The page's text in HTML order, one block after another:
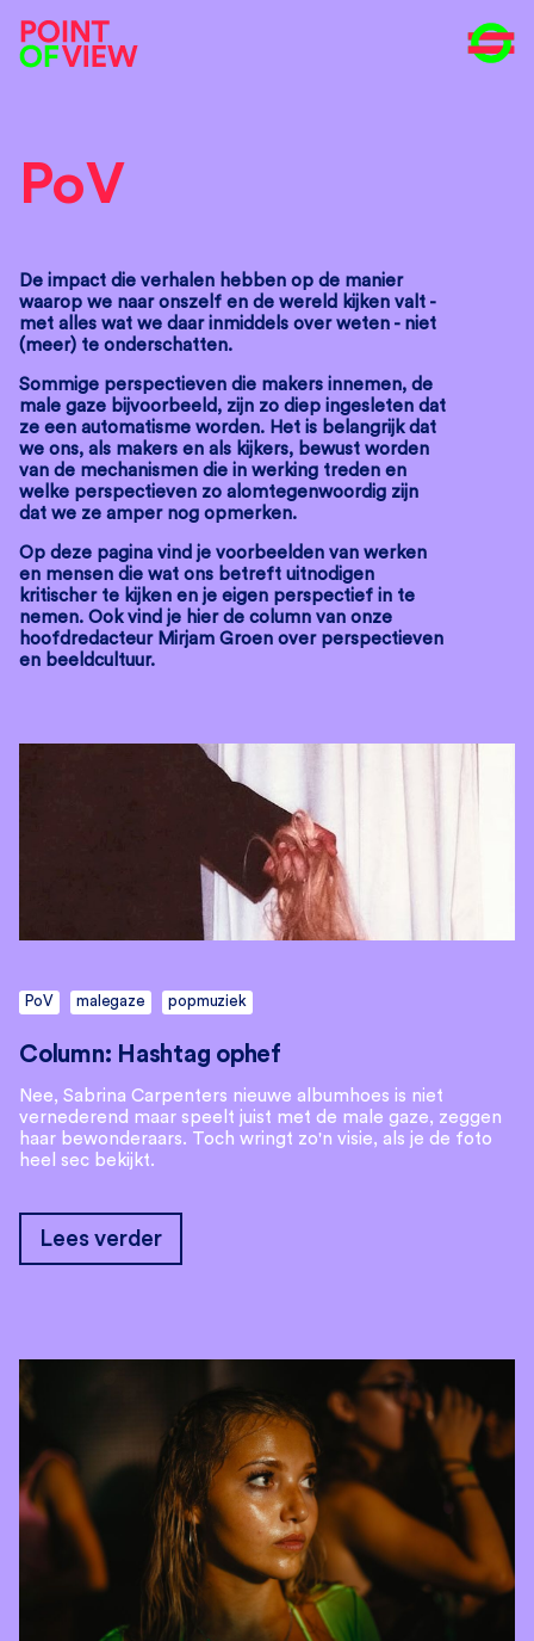
PoV
De impact die verhalen hebben op de manier
waarop we naar onszelf en de wereld kijken valt -
met alles wat we daar inmiddels over weten - niet
(meer) te onderschatten.
Sommige perspectieven die makers innemen, de
male gaze bijvoorbeeld, zijn zo diep ingesleten dat
ze een automatisme worden. Het is belangrijk dat
we ons, als makers en als kijkers, bewust worden
van de mechanismen die in werking treden en
welke perspectieven zo alomtegenwoordig zijn
dat we ze amper nog opmerken.
Op deze pagina vind je voorbeelden van werken
en mensen die wat ons betreft uitnodigen
kritischer te kijken en je eigen perspectief in te
nemen. Ook vind je hier de column van onze
hoofdredacteur Mirjam Groen over perspectieven
en beeldcultuur.
PoV malegaze popmuziek
Column: Hashtag ophef
Nee, Sabrina Carpenters nieuwe albumhoes is niet
vernederend maar speelt juist met de male gaze, zeggen
haar bewonderaars. Toch wringt zo'n visie, als je de foto
heel sec bekijkt.
Lees verder